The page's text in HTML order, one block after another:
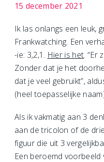
15 december 2021
Ik las onlangs een leuk,
Frankwatching. Een
-ie: 3,2,1. Hier is het. “Er
Zonder dat je het
dat je veel gebruikt”,
(heel toepasselijke
Als ik vakmatig aan 3
aan de tricolon of de
figuur die uit 3
Een beroemd voorbeeld